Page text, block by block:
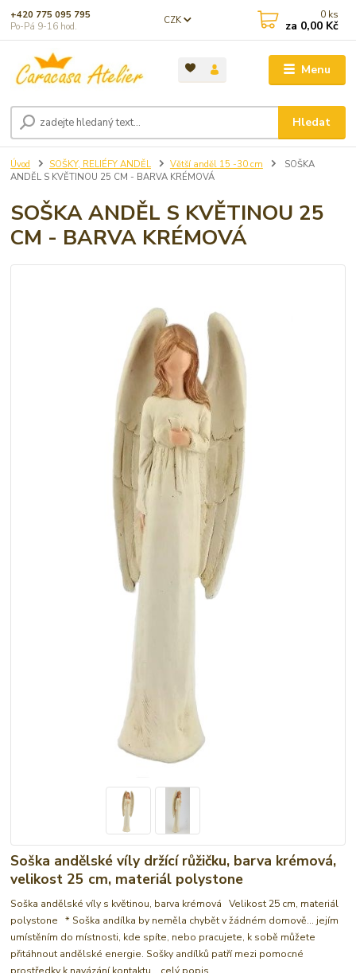
Menu
CZK
Hledat
+420 775 095 795
Po-Pá 9-16 hod.
0 ks
za 0,00 Kč
Úvod SOŠKY, RELIÉFY ANDĚL Větší anděl 15 -30 cm
SOŠKA
ANDĚL S KVĚTINOU 25 CM - BARVA KRÉMOVÁ
SOŠKA ANDĚL S KVĚTINOU 25
CM - BARVA KRÉMOVÁ
Soška andělské víly držící růžičku, barva krémová,
velikost 25 cm, materiál polystone
Soška andělské víly s květinou, barva krémová Velikost 25 cm, materiál
polystone * Soška andílka by neměla chybět v žádném domově... jejím
umístěním do místnosti, kde spíte, nebo pracujete, k sobě můžete
přitáhnout andělské energie. Sošky andílků patří mezi pomocné